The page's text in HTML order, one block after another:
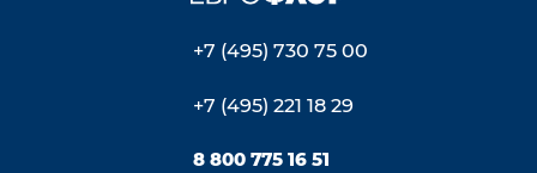
+7 (495) 730 75 00
+7 (495) 221 18 29
8 800 775 16 51